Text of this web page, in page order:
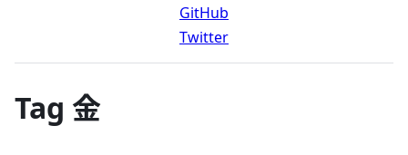
GitHub
Twitter
Tag 金